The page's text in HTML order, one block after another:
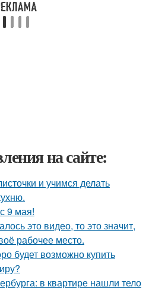
на сайте:
и учимся делать
9 мая!
это видео, то это значит,
рабочее место.
будет возможно купить
в квартире нашли тело